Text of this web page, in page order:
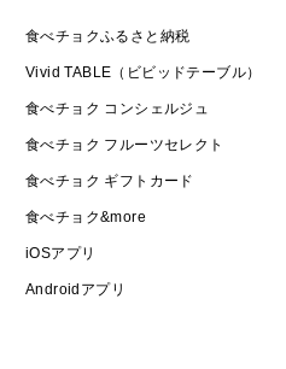
食べチョクふるさと納税
Vivid TABLE（ビビッドテーブル）
食べチョク コンシェルジュ
食べチョク フルーツセレクト
食べチョク ギフトカード
食べチョク&more
iOSアプリ
Androidアプリ